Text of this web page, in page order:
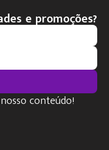
e promoções?
conteúdo!